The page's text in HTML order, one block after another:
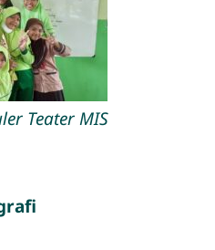
Teater MIS